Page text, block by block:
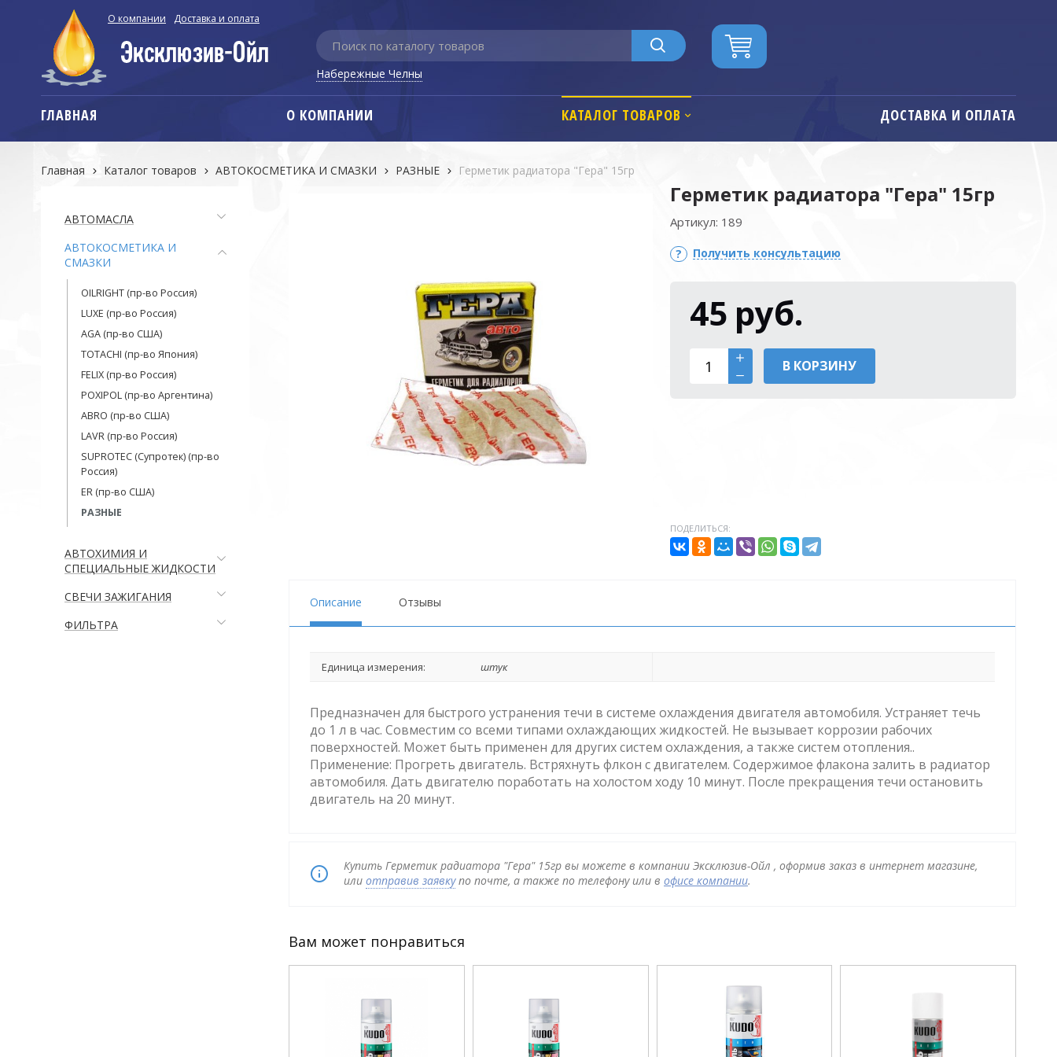
О компании Доставка и оплата
Набережные Челны
ГЛАВНАЯ О КОМПАНИИ КАТАЛОГ ТОВАРОВ ДОСТАВКА И ОПЛАТА
Главная Каталог товаров АВТОКОСМЕТИКА И СМАЗКИ РАЗНЫЕ Герметик радиатора "Гера" 15гр
АВТОМАСЛА
АВТОКОСМЕТИКА И
СМАЗКИ
OILRIGHT (пр-во Россия)
LUXE (пр-во Россия)
AGA (пр-во США)
TOTACHI (пр-во Япония)
FELIX (пр-во Россия)
POXIPOL (пр-во Аргентина)
ABRO (пр-во США)
LAVR (пр-во Россия)
SUPROTEC (Супротек) (пр-во
Россия)
ER (пр-во США)
РАЗНЫЕ
АВТОХИМИЯ И
СПЕЦИАЛЬНЫЕ ЖИДКОСТИ
СВЕЧИ ЗАЖИГАНИЯ
ФИЛЬТРА
Герметик радиатора "Гера" 15гр
Артикул: 189
Получить консультацию
45 руб.
В КОРЗИНУ
ПОДЕЛИТЬСЯ:
Описание Отзывы
Единица измерения: штук
Предназначен для быстрого устранения течи в системе охлаждения двигателя автомобиля. Устраняет течь
до 1 л в час. Совместим со всеми типами охлаждающих жидкостей. Не вызывает коррозии рабочих
поверхностей. Может быть применен для других систем охлаждения, а также систем отопления..
Применение: Прогреть двигатель. Встряхнуть флкон с двигателем. Содержимое флакона залить в радиатор
автомобиля. Дать двигателю поработать на холостом ходу 10 минут. После прекращения течи остановить
двигатель на 20 минут.
Купить Герметик радиатора "Гера" 15гр вы можете в компании Эксклюзив-Ойл , оформив заказ в интернет магазине,
или отправив заявкупо почте, а также по телефону или в офисе компании.
Вам может понравиться